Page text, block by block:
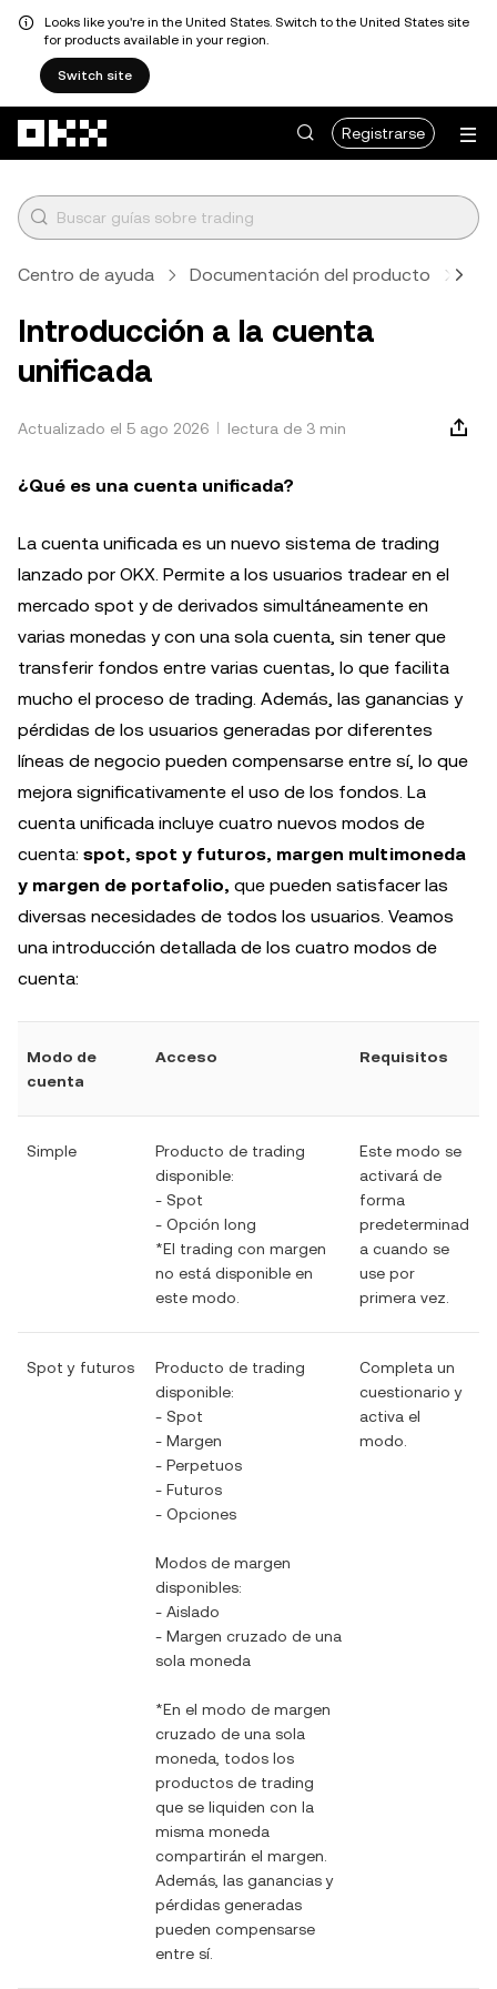
Looks like you're in the United States. Switch to the United States site
for products available in your region.
Switch site
Registrarse
Centro de ayuda Documentación del producto
Introducción a la cuenta
unificada
Actualizado el 5 ago 2026 lectura de 3 min
¿Qué es una cuenta unificada?
La cuenta unificada es un nuevo sistema de trading
lanzado por OKX. Permite a los usuarios tradear en el
mercado spot y de derivados simultáneamente en
varias monedas y con una sola cuenta, sin tener que
transferir fondos entre varias cuentas, lo que facilita
mucho el proceso de trading. Además, las ganancias y
pérdidas de los usuarios generadas por diferentes
líneas de negocio pueden compensarse entre sí, lo que
mejora significativamente el uso de los fondos. La
cuenta unificada incluye cuatro nuevos modos de
cuenta: spot, spot y futuros, margen multimoneda
y margen de portafolio, que pueden satisfacer las
diversas necesidades de todos los usuarios. Veamos
una introducción detallada de los cuatro modos de
cuenta:
Modo de
cuenta
Acceso Requisitos
Simple
Producto de trading
disponible:
- Spot
- Opción long
*El trading con margen
no está disponible en
este modo.
Este modo se
activará de
forma
predeterminad
a cuando se
use por
primera vez.
Spot y futuros
Producto de trading
disponible:
- Spot
- Margen
- Perpetuos
- Futuros
- Opciones
Modos de margen
disponibles:
- Aislado
- Margen cruzado de una
sola moneda
*En el modo de margen
cruzado de una sola
moneda, todos los
productos de trading
que se liquiden con la
misma moneda
compartirán el margen.
Además, las ganancias y
pérdidas generadas
pueden compensarse
entre sí.
Completa un
cuestionario y
activa el
modo.